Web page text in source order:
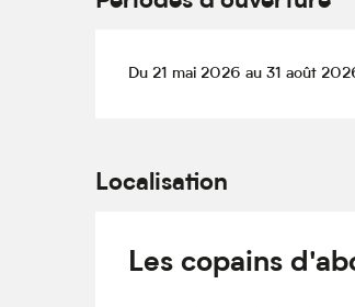
Du 21 mai 2026 au 31 août
Localisation
Les copains